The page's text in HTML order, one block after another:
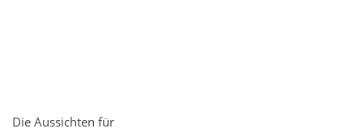
Die Aussichten für